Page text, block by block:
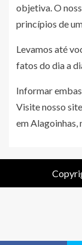
objetiva. O
princípios de
Levamos até
fatos do dia a
Informar
Visite nosso
em Alagoinhas,